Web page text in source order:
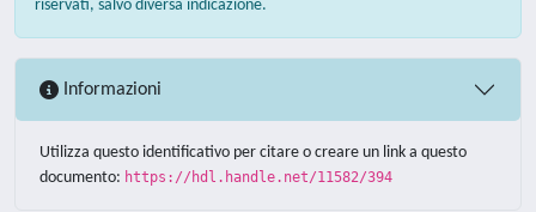
riservati, salvo diversa indicazione.
Informazioni
Utilizza questo identificativo per citare o creare un link a questo
documento: https://hdl.handle.net/11582/394